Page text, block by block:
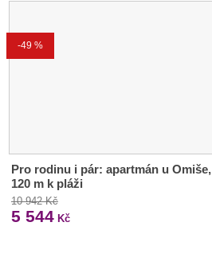
-49 %
Pro rodinu i pár: apartmán u Omiše,
120 m k pláži
10 942 Kč
5 544 Kč